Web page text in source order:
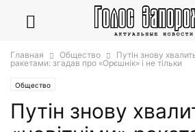
Главная Общество
Путін знову
ракетами: згадав про «Орєшнік» і не тільки
Общество
Путін знову